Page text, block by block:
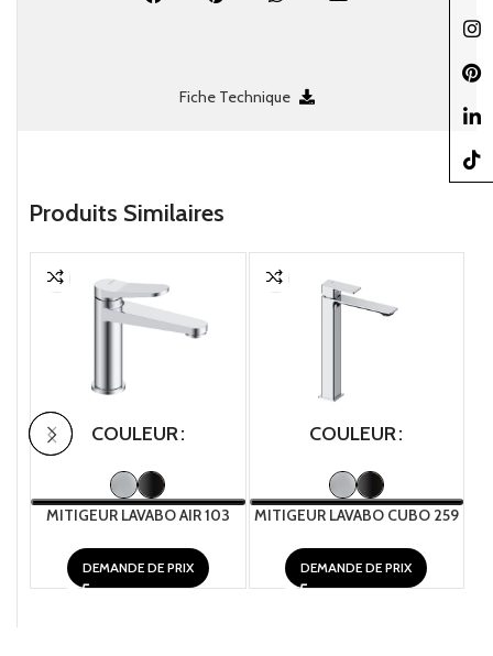
Fiche Technique
Produits Similaires
COULEUR
MITIGEUR LAVABO AIR 103
DEMANDE DE PRIX
COULEUR
MITIGEUR LAVABO CUBO 259
DEMANDE DE PRIX